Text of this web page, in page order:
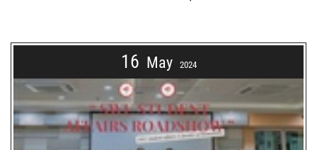
16 May 2024